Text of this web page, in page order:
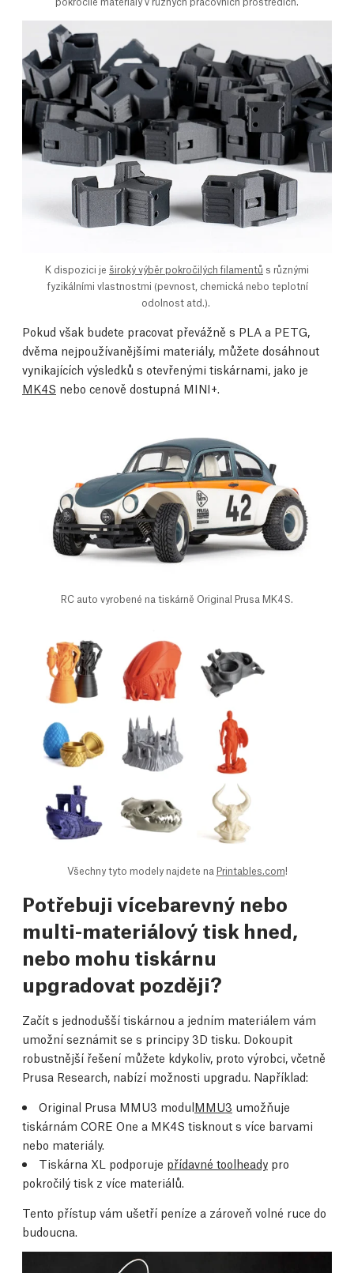
K dispozici je široký výběr pokročilých filamentů s různými
fyzikálními vlastnostmi (pevnost, chemická nebo teplotní
odolnost atd.).
Pokud však budete pracovat převážně s PLA a PETG,
dvěma nejpoužívanějšími materiály, můžete dosáhnout
vynikajících výsledků s otevřenými tiskárnami, jako je
MK4S nebo cenově dostupná MINI+.
RC auto vyrobené na tiskárně Original Prusa MK4S.
Všechny tyto modely najdete na Printables.com!
Potřebuji vícebarevný nebo
multi-materiálový tisk hned,
nebo mohu tiskárnu
upgradovat později?
Začít s jednodušší tiskárnou a jedním materiálem vám
umožní seznámit se s principy 3D tisku. Dokoupit
robustnější řešení můžete kdykoliv, proto výrobci, včetně
Prusa Research, nabízí možnosti upgradu. Například:
Original Prusa MMU3 modulMMU3 umožňuje
tiskárnám CORE One a MK4S tisknout s více barvami
nebo materiály.
Tiskárna XL podporuje přídavné toolheady pro
pokročilý tisk z více materiálů.
Tento přístup vám ušetří peníze a zároveň volné ruce do
budoucna.